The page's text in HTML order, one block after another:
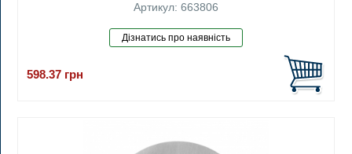
Артикул: 663806
598.37 грн